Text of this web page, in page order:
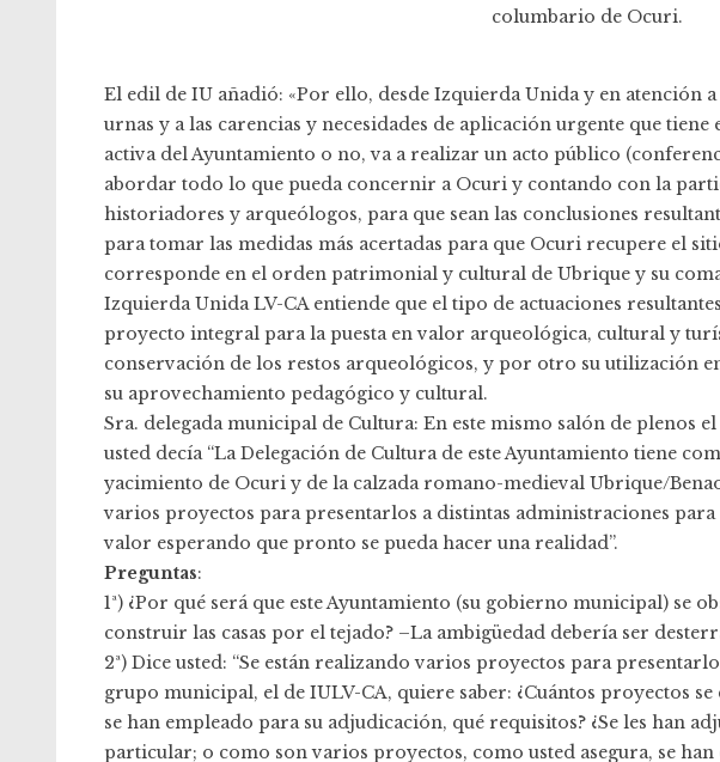
columbario de Ocuri.
El edil de IU añadió: «Por ello, desde Izquierda Unida y en atención
urnas y a las carencias y necesidades de aplicación urgente que
activa del Ayuntamiento o no, va a realizar un acto público
abordar todo lo que pueda concernir a Ocuri y contando con la
historiadores y arqueólogos, para que sean las conclusiones
para tomar las medidas más acertadas para que Ocuri recupere el
corresponde en el orden patrimonial y cultural de Ubrique y su
Izquierda Unida LV-CA entiende que el tipo de actuaciones
proyecto integral para la puesta en valor arqueológica, cultural y
conservación de los restos arqueológicos, y por otro su utilización
su aprovechamiento pedagógico y cultural.
Sra. delegada municipal de Cultura: En este mismo salón de plenos
usted decía “La Delegación de Cultura de este Ayuntamiento tiene
yacimiento de Ocuri y de la calzada romano-medieval Ubrique/
varios proyectos para presentarlos a distintas administraciones
valor esperando que pronto se pueda hacer una realidad”.
Preguntas:
1ª) ¿Por qué será que este Ayuntamiento (su gobierno municipal) se
construir las casas por el tejado? –La ambigüedad debería ser
2ª) Dice usted: “Se están realizando varios proyectos para
grupo municipal, el de IULV-CA, quiere saber: ¿Cuántos proyectos
se han empleado para su adjudicación, qué requisitos? ¿Se les han
particular; o como son varios proyectos, como usted asegura, se